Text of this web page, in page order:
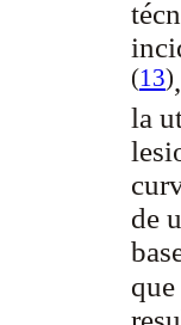
(13)
la
de